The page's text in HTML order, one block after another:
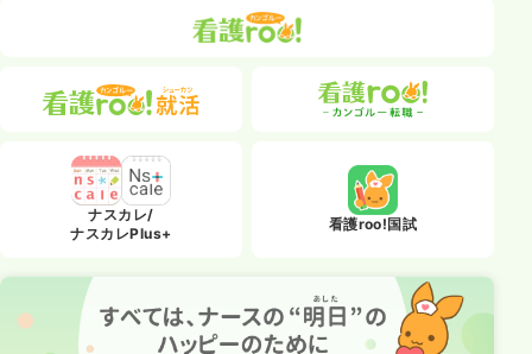
ナスカレ/
ナスカレPlus+
看護roo!国試